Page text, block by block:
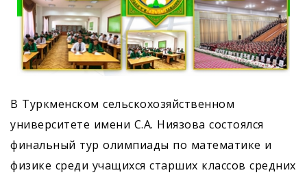
В Туркменском сельскохозяйственном
университете имени С.А. Ниязова состоялся
финальный тур олимпиады по математике и
физике среди учащихся старших классов средних